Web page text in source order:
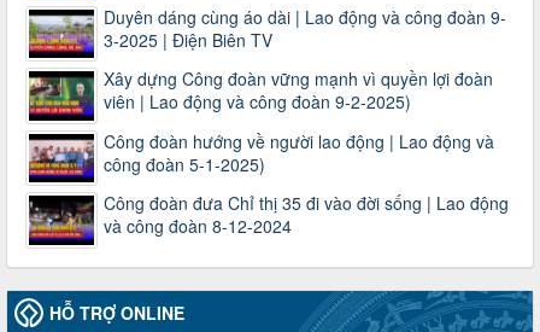
Duyên dáng cùng áo dài | Lao động và công đoàn 9-
3-2025 | Điện Biên TV
Xây dựng Công đoàn vững mạnh vì quyền lợi đoàn
viên | Lao động và công đoàn 9-2-2025)
Công đoàn hướng về người lao động | Lao động và
công đoàn 5-1-2025)
Công đoàn đưa Chỉ thị 35 đi vào đời sống | Lao động
và công đoàn 8-12-2024
HỖ TRỢ ONLINE